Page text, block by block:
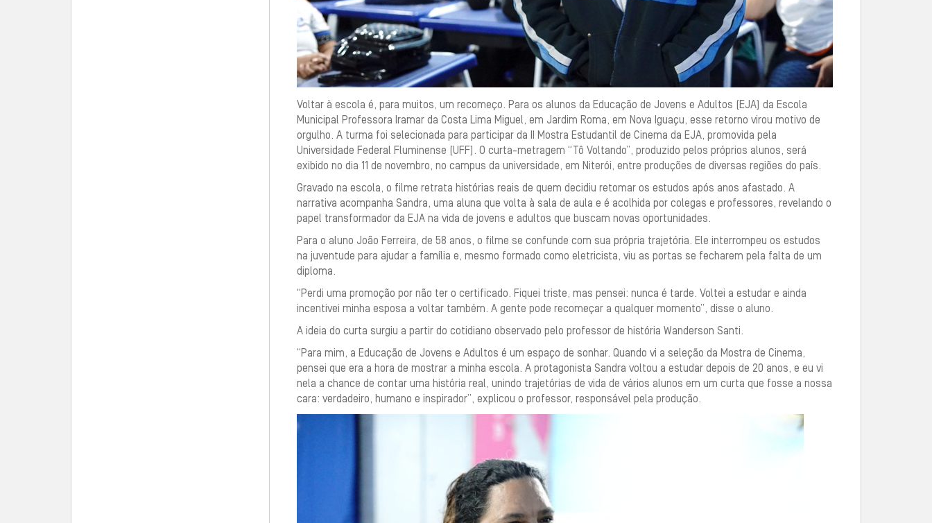
Voltar à escola é, para muitos, um recomeço. Para os alunos da Educação de Jovens e Adultos (EJA) da Escola
Municipal Professora Iramar da Costa Lima Miguel, em Jardim Roma, em Nova Iguaçu, esse retorno virou motivo de
orgulho. A turma foi selecionada para participar da II Mostra Estudantil de Cinema da EJA, promovida pela
Universidade Federal Fluminense (UFF). O curta-metragem “Tô Voltando”, produzido pelos próprios alunos, será
exibido no dia 11 de novembro, no campus da universidade, em Niterói, entre produções de diversas regiões do país.
Gravado na escola, o filme retrata histórias reais de quem decidiu retomar os estudos após anos afastado. A
narrativa acompanha Sandra, uma aluna que volta à sala de aula e é acolhida por colegas e professores, revelando o
papel transformador da EJA na vida de jovens e adultos que buscam novas oportunidades.
Para o aluno João Ferreira, de 58 anos, o filme se confunde com sua própria trajetória. Ele interrompeu os estudos
na juventude para ajudar a família e, mesmo formado como eletricista, viu as portas se fecharem pela falta de um
diploma.
“Perdi uma promoção por não ter o certificado. Fiquei triste, mas pensei: nunca é tarde. Voltei a estudar e ainda
incentivei minha esposa a voltar também. A gente pode recomeçar a qualquer momento”, disse o aluno.
A ideia do curta surgiu a partir do cotidiano observado pelo professor de história Wanderson Santi.
“Para mim, a Educação de Jovens e Adultos é um espaço de sonhar. Quando vi a seleção da Mostra de Cinema,
pensei que era a hora de mostrar a minha escola. A protagonista Sandra voltou a estudar depois de 20 anos, e eu vi
nela a chance de contar uma história real, unindo trajetórias de vida de vários alunos em um curta que fosse a nossa
cara: verdadeiro, humano e inspirador”, explicou o professor, responsável pela produção.